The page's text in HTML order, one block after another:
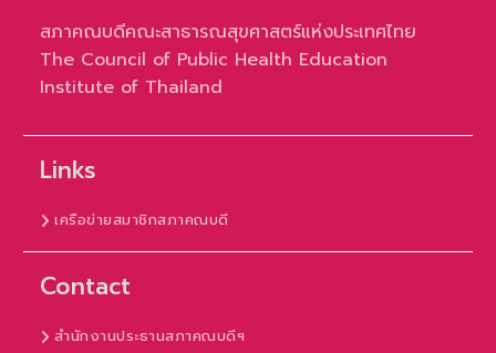
สภาคณบดีคณะสาธารณสุขศาสตร์แห่งประเทศไทย
The Council of Public Health Education
Institute of Thailand
Links
เครือข่ายสมาชิกสภาคณบดี
Contact
สำนักงานประธานสภาคณบดีฯ